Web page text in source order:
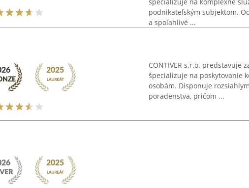
podnikateľským subjektom.
a spoľahlivé ...
CONTIVER s.r.o. predstavuje
špecializuje na poskytovanie
osobám. Disponuje
poradenstva, pričom ...